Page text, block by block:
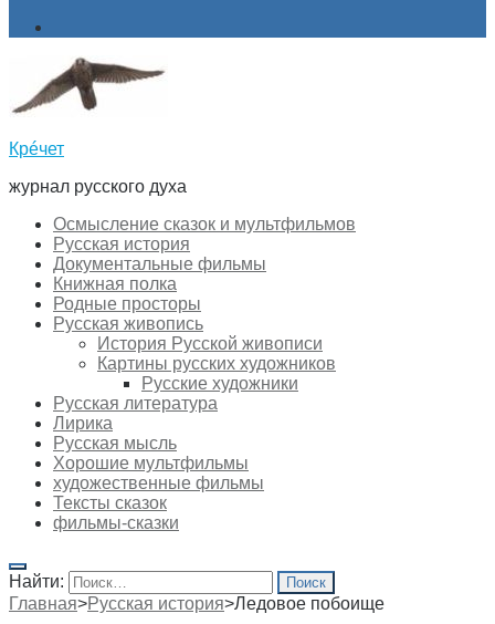
Крéчет
журнал русского духа
Осмысление сказок и мультфильмов
Русская история
Документальные фильмы
Книжная полка
Родные просторы
Русская живопись
История Русской живописи
Картины русских художников
Русские художники
Русская литература
Лирика
Русская мысль
Хорошие мультфильмы
художественные фильмы
Тексты сказок
фильмы-сказки
Найти:
Главная>Русская история>Ледовое побоище